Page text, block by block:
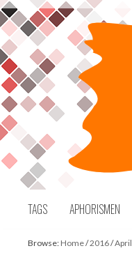
Skip
to
content
TAGS APHORISMEN
Browse: Home/2016/April